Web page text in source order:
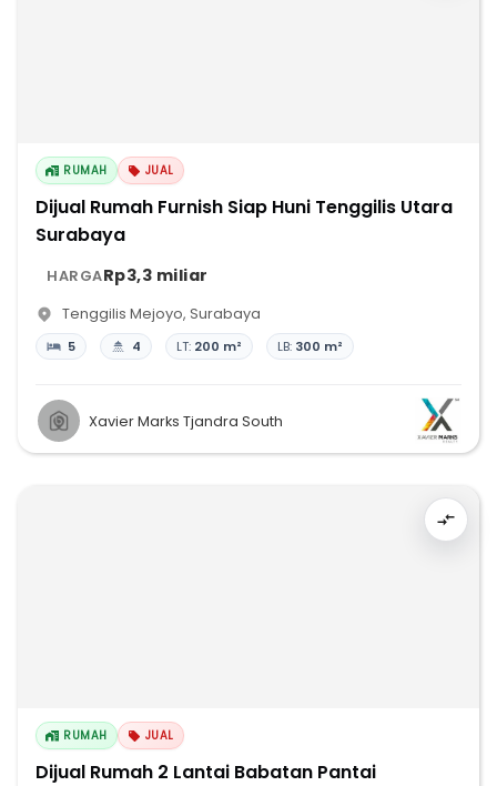
RUMAH JUAL
Dijual Rumah Furnish Siap Huni Tenggilis Utara
Surabaya
HARGARp3,3 miliar
Tenggilis Mejoyo, Surabaya
5 4 LT: 200 m² LB: 300 m²
Xavier Marks Tjandra South
RUMAH JUAL
Dijual Rumah 2 Lantai Babatan Pantai